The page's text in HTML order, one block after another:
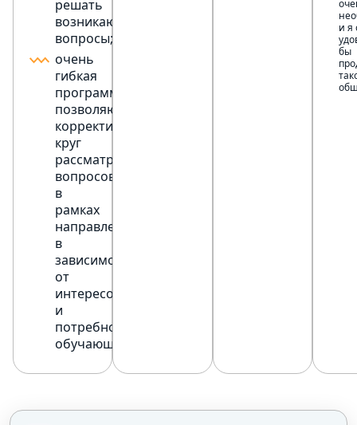
решать
возникающие
вопросы;
очень
гибкая
программа,
позволяющая
корректировать
круг
рассматриваемых
вопросов
в
рамках
направления
в
зависимости
от
интересов
и
потребностей
обучающихся.
и я
бы